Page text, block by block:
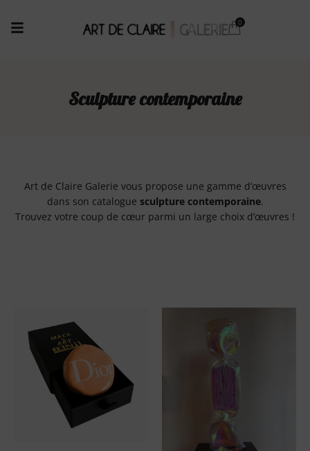
Sculpture contemporaine
Art de Claire Galerie vous propose une gamme d’œuvres
dans son catalogue sculpture contemporaine.
Trouvez votre coup de cœur parmi un large choix d’œuvres !